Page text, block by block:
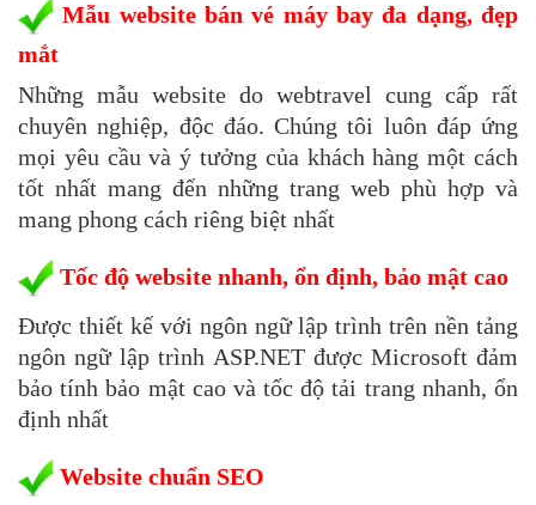
Mẫu website bán vé máy bay đa dạng, đẹp
mắt
Những mẫu website do webtravel cung cấp rất
chuyên nghiệp, độc đáo. Chúng tôi luôn đáp ứng
mọi yêu cầu và ý tưởng của khách hàng một cách
tốt nhất mang đến những trang web phù hợp và
mang phong cách riêng biệt nhất
Tốc độ website nhanh, ổn định, bảo mật cao
Được thiết kế với ngôn ngữ lập trình trên nền tảng
ngôn ngữ lập trình ASP.NET được Microsoft đảm
bảo tính bảo mật cao và tốc độ tải trang nhanh, ổn
định nhất
Website chuẩn SEO